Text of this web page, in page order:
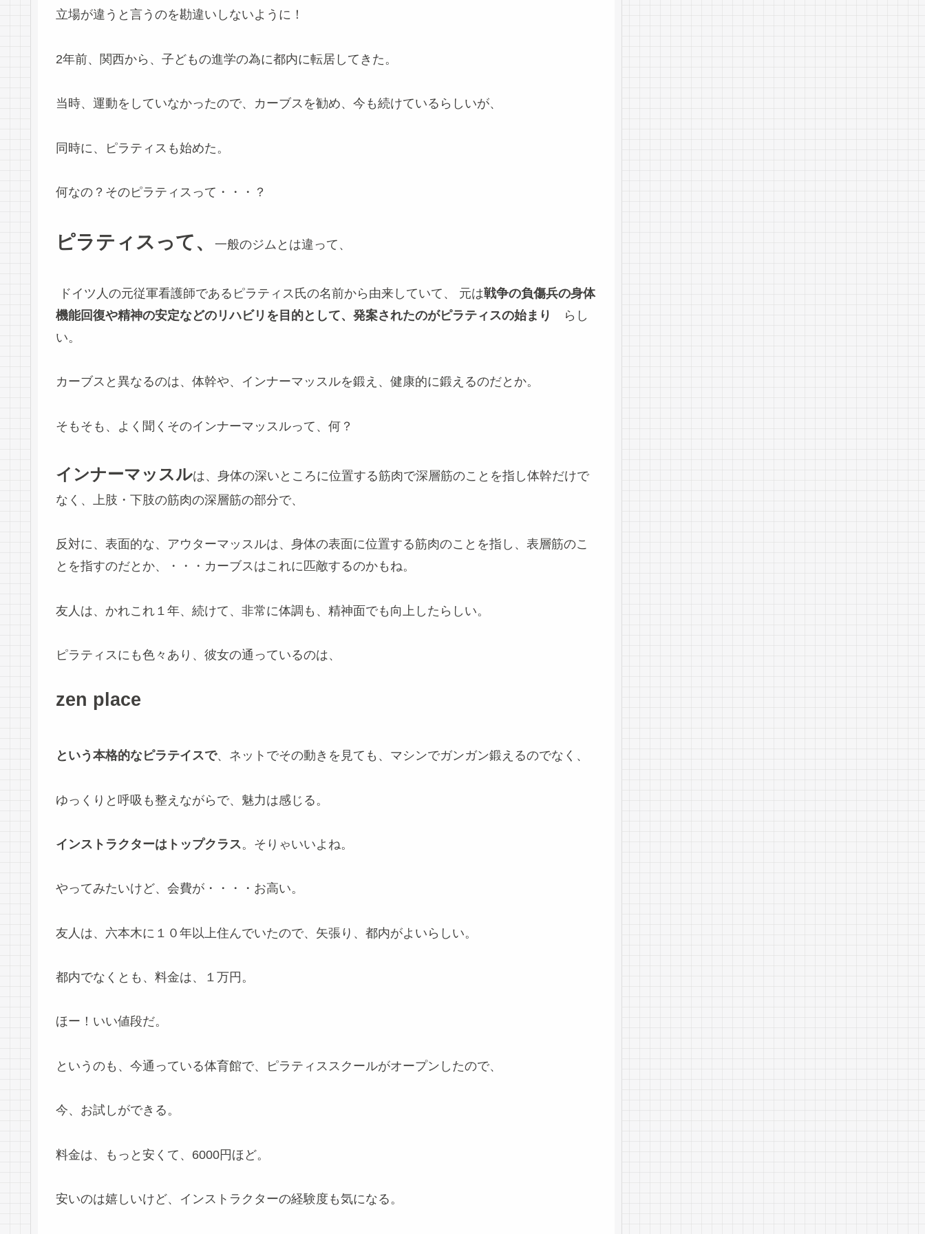
立場が違うと言うのを勘違いしないように！
2年前、関西から、子どもの進学の為に都内に転居してきた。
当時、運動をしていなかったので、カーブスを勧め、今も続けているらしいが、
同時に、ピラティスも始めた。
何なの？そのピラティスって・・・？
ピラティスって、 一般のジムとは違って、
ドイツ人の元従軍看護師であるピラティス氏の名前から由来していて、 元は戦争の負傷兵の身体
機能回復や精神の安定などのリハビリを目的として、発案されたのがピラティスの始まり
らし
い。
カーブスと異なるのは、体幹や、インナーマッスルを鍛え、健康的に鍛えるのだとか。
そもそも、よく聞くそのインナーマッスルって、何？
インナーマッスルは、身体の深いところに位置する筋肉で深層筋のことを指し体幹だけで
なく、上肢・下肢の筋肉の深層筋の部分で、
反対に、表面的な、アウターマッスルは、身体の表面に位置する筋肉のことを指し、表層筋のこ
とを指すのだとか、・・・カーブスはこれに匹敵するのかもね。
友人は、かれこれ１年、続けて、非常に体調も、精神面でも向上したらしい。
ピラティスにも色々あり、彼女の通っているのは、
zen place
という本格的なピラテイスで、ネットでその動きを見ても、マシンでガンガン鍛えるのでなく、
ゆっくりと呼吸も整えながらで、魅力は感じる。
インストラクターはトップクラス。そりゃいいよね。
やってみたいけど、会費が・・・・お高い。
友人は、六本木に１０年以上住んでいたので、矢張り、都内がよいらしい。
都内でなくとも、料金は、１万円。
ほー！いい値段だ。
というのも、今通っている体育館で、ピラティススクールがオープンしたので、
今、お試しができる。
料金は、もっと安くて、6000円ほど。
安いのは嬉しいけど、インストラクターの経験度も気になる。